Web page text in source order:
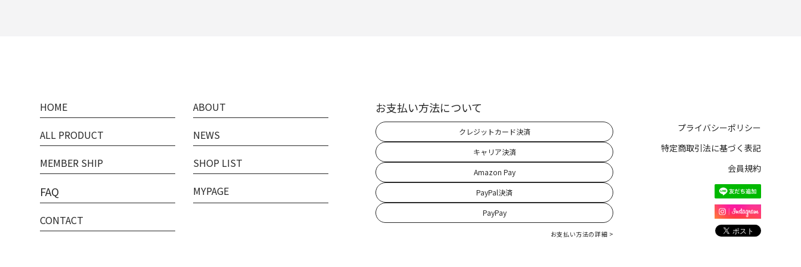
HOME
ABOUT
ALL PRODUCT
NEWS
MEMBER SHIP
SHOP LIST
FAQ MYPAGE
CONTACT
お支払い方法について
クレジットカード決済
キャリア決済
Amazon Pay
PayPal決済
PayPay
お支払い方法の詳細 >
プライバシーポリシー
特定商取引法に基づく表記
会員規約